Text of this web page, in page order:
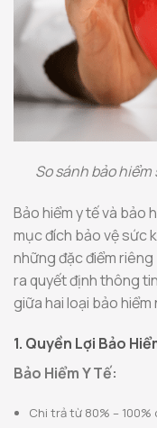
So sánh bảo
Bảo hiểm y tế và bảo
mục đích bảo vệ sức
những đặc điểm
ra quyết định thông
giữa hai loại bảo hiểm
1. Quyền Lợi Bảo
Bảo Hiểm Y Tế:
Chi trả từ 80% –